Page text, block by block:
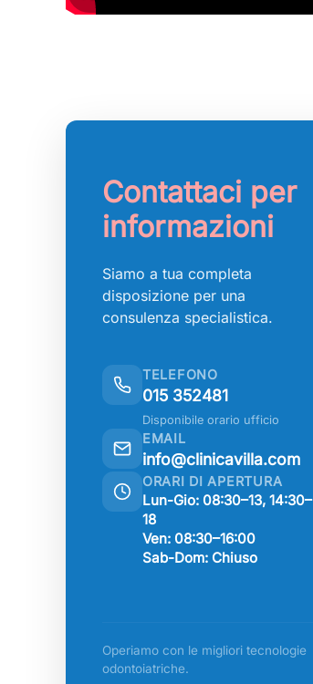
Contattaci per
informazioni
Siamo a tua completa
disposizione per una
consulenza specialistica.
TELEFONO
015 352481
Disponibile orario ufficio
EMAIL
info@clinicavilla.com
ORARI DI APERTURA
Lun-Gio: 08:30–13, 14:30–
18
Ven: 08:30–16:00
Sab-Dom: Chiuso
Operiamo con le migliori tecnologie
odontoiatriche.